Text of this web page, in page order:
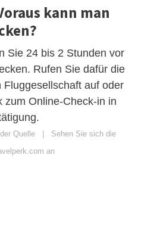
kann man
Sie 24 bis 2 Stunden vor
Rufen Sie dafür die
Fluggesellschaft auf oder
zum Online-Check-in in
Quelle
Sehen Sie sich die
an